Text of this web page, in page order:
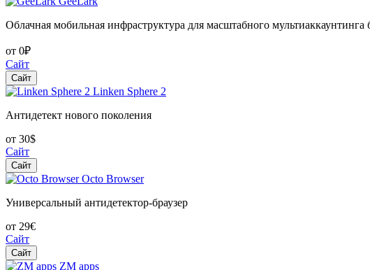
Облачная мобильная инфраструктура для масштабного мультиаккаунтинга
от 0₽
Сайт
Сайт
Linken Sphere 2
Антидетект нового поколения
от 30$
Сайт
Сайт
Octo Browser
Универсальный антидетектор-браузер
от 29€
Сайт
Сайт
ZM apps